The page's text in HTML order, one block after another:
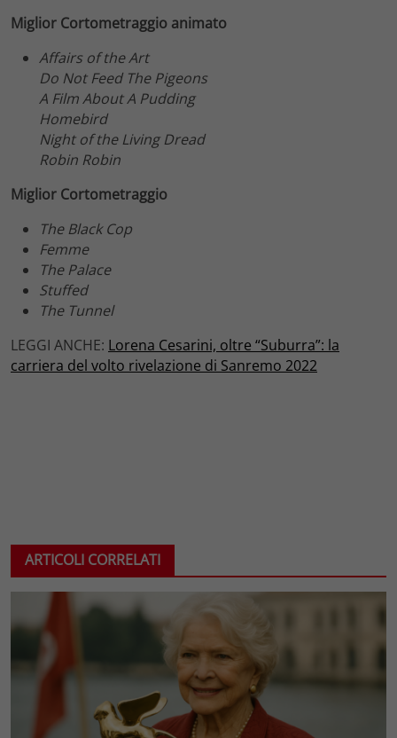
Miglior Cortometraggio animato
Affairs of the Art
Do Not Feed The Pigeons
A Film About A Pudding
Homebird
Night of the Living Dread
Robin Robin
Miglior Cortometraggio
The Black Cop
Femme
The Palace
Stuffed
The Tunnel
LEGGI ANCHE: Lorena Cesarini, oltre “Suburra”: la
carriera del volto rivelazione di Sanremo 2022
ARTICOLI CORRELATI